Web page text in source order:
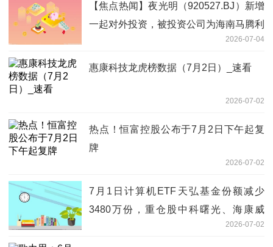
【焦点热闻】夜光明（920527.BJ）新增
一起对外投资，被投资公司为海南马腾利
2026-07-04
惠康科技龙虎榜数据（7月2日）_速看
2026-07-02
热点！恒富控股公布于7月2日下午起复
牌
2026-07-02
7月1日计算机ETF天弘基金份额减少
3480万份，重仓股中科曙光、海康威
2026-07-02